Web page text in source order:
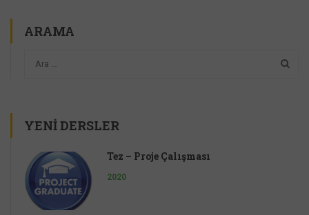
ARAMA
YENI DERSLER
Tez – Proje Çalışması
2020